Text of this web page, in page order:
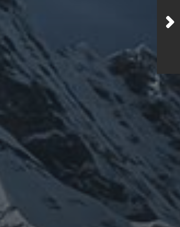
マガ【身体と宇宙と】
温熱療法
行論 雑記 龍鍼堂
チェルノブイリ